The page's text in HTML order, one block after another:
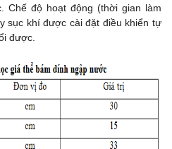
Chế độ hoạt động (thời gian làm
sục khí được cài đặt điều khiển tự
được.